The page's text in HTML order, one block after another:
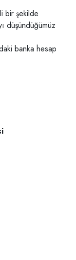
bir şekilde
düşündüğümüz
banka hesap